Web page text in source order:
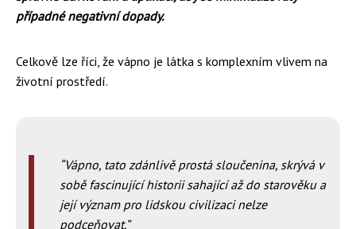
případné negativní dopady.
Celkově lze říci, že vápno je látka s komplexním vlivem na
životní prostředí.
Vápno, tato zdánlivě prostá sloučenina, skrývá v
sobě fascinující historii sahající až do starověku a
její význam pro lidskou civilizaci nelze
podceňovat.